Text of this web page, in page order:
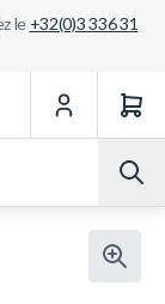
le +32(0)3 336 31